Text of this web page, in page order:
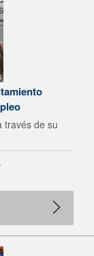
través de su